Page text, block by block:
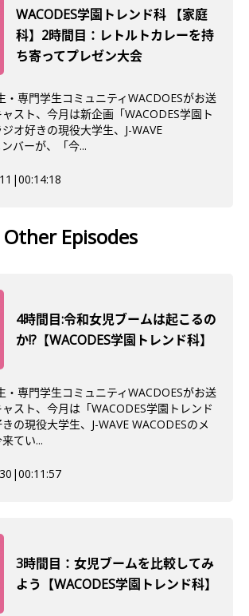
WACODES学園トレンド科 【家庭
科】2時間目：レトルトカレーを持
ち寄ってプレゼン大会
・専門学生コミュニティWACDOESがお送
スト、今月は新企画「WACODES学園ト
オ好きの現役大学生、J-WAVE
バーが、「今...
|00:14:18
Other Episodes
4時間目:令和女児ブームは起こるの
か!?【WACODES学園トレンド科】
・専門学生コミュニティWACDOESがお送
スト、今月は「WACODES学園トレンド
の現役大学生、J-WAVE WACODESのメ
てい...
|00:11:57
3時間目：女児ブームを比較してみ
よう【WACODES学園トレンド科】